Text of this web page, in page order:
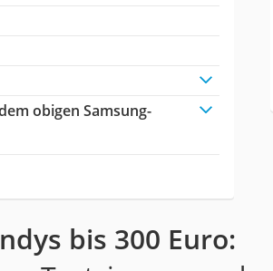
obigen Samsung-
bis 300 Euro: